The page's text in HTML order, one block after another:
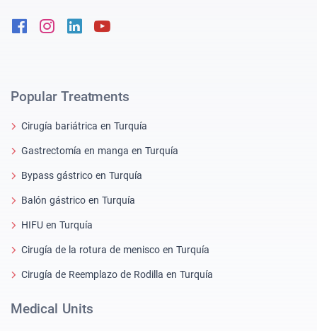
FacebookInstagram
Linkedin
Popular Treatments
Cirugía bariátrica en Turquía
Gastrectomía en manga en Turquía
Bypass gástrico en Turquía
Balón gástrico en Turquía
HIFU en Turquía
Cirugía de la rotura de menisco en Turquía
Cirugía de Reemplazo de Rodilla en Turquía
Medical Units